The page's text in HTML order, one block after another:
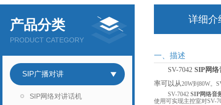
产品分类
PRODUCT CATEGORY
SIP广播对讲
SIP网络对讲话机
详细介
一、描述
SV-7042 SIP网络
率可以从20W到 80W。
SV-7042 SIP网络音
使用可实现主控室对SV-